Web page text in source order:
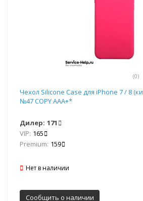
(0)
Чехол Silicone Case для iPhone 7 / 8
№47 COPY AAA+*
Дилер: 171
VIP: 165
Premium: 159
Нет в наличии
Сообщить о наличии